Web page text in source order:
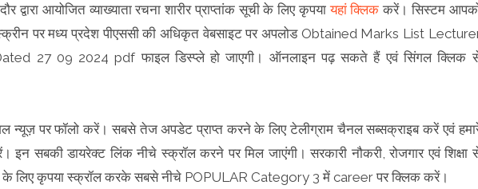
द्वारा आयोजित व्याख्याता रचना शारीर प्राप्तांक सूची के लिए कृपयायहां क्लिक करें। सिस्टम
पर मध्य प्रदेश पीएससी की अधिकृत वेबसाइट पर अपलोड Obtained Marks List
27 09 2024 pdf फाइल डिस्प्ले हो जाएगी। ऑनलाइन पढ़ सकते हैं एवं सिंगल क्लिक
न्यूज़ पर फॉलो करें। सबसे तेज अपडेट प्राप्त करने के लिए टेलीग्राम चैनल सब्सक्राइब करें एवं
इन सबकी डायरेक्ट लिंक नीचे स्क्रॉल करने पर मिल जाएंगी। सरकारी नौकरी, रोजगार एवं शिक्षा
के लिए कृपया स्क्रॉल करके सबसे नीचे POPULAR Category 3 में career पर क्लिक करें।